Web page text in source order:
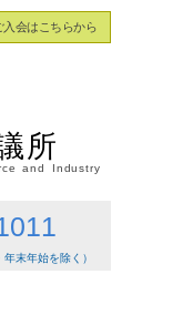
入会はこちらから
所
and Industry
末年始を除く）